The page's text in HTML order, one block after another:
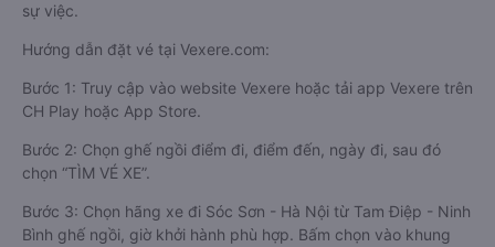
sự việc.
Hướng dẫn đặt vé tại Vexere.com:
Bước 1: Truy cập vào website Vexere hoặc tải app Vexere trên
CH Play hoặc App Store.
Bước 2: Chọn ghế ngồi điểm đi, điểm đến, ngày đi, sau đó
chọn “TÌM VÉ XE”.
Bước 3: Chọn hãng xe đi Sóc Sơn - Hà Nội từ Tam Điệp - Ninh
Bình ghế ngồi, giờ khởi hành phù hợp. Bấm chọn vào khung